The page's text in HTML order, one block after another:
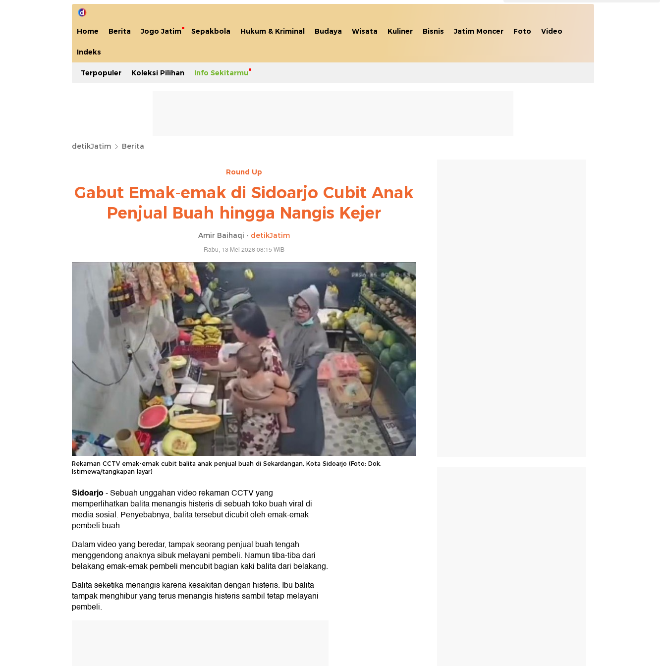
Home Berita Jogo Jatim Sepakbola Hukum & Kriminal Budaya Wisata Kuliner Bisnis Jatim Moncer Foto Video
Indeks
Terpopuler Koleksi Pilihan Info Sekitarmu
detikJatim Berita
Round Up
Gabut Emak-emak di Sidoarjo Cubit Anak
Penjual Buah hingga Nangis Kejer
Amir Baihaqi - detikJatim
Rabu, 13 Mei 2026 08:15 WIB
Rekaman CCTV emak-emak cubit balita anak penjual buah di Sekardangan, Kota Sidoarjo (Foto: Dok.
Istimewa/tangkapan layar)
Sidoarjo-Sebuah unggahan video rekaman CCTV yang
memperlihatkan balita menangis histeris di sebuah toko buah viral di
media sosial. Penyebabnya, balita tersebut dicubit oleh emak-emak
pembeli buah.
Dalam video yang beredar, tampak seorang penjual buah tengah
menggendong anaknya sibuk melayani pembeli. Namun tiba-tiba dari
belakang emak-emak pembeli mencubit bagian kaki balita dari belakang.
Balita seketika menangis karena kesakitan dengan histeris. Ibu balita
tampak menghibur yang terus menangis histeris sambil tetap melayani
pembeli.